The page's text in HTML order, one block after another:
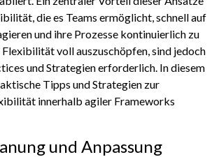
die es Teams ermöglicht, schnell auf
und ihre Prozesse kontinuierlich zu
voll auszuschöpfen, sind jedoch
und Strategien erforderlich. In diesem
Tipps und Strategien zur
innerhalb agiler Frameworks
und Anpassung